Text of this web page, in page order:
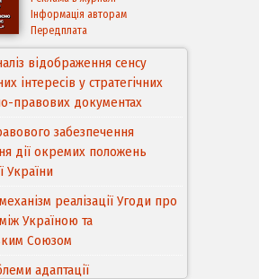
Інформація авторам
Передплата
відображення сенсу
інтересів у стратегічних
правових документах
забезпечення
дії окремих положень
України
реалізації Угоди про
Україною та
Cоюзом
адаптації